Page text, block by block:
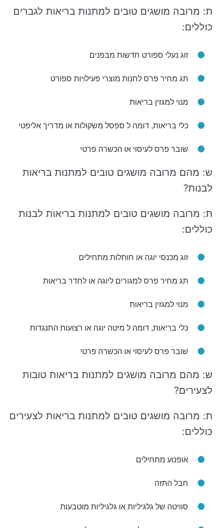
ת: מרובה מושגים טובים למתנות בריאות לגברים
כוללים:
זוג נעלי ספורט חדשות מבפנים
תג מחיר פרס לחנות מוצרי פעילויות ספורט
מנוי למגזין בריאות
כלי בריאות, דומה ל ספסל משקולות או מדריך אליפטי
שובר פרס לעיסוי או הכשרה פרטי
ש: מהם מרובה מושגים טובים למתנות בריאות
לבנות?
ת: מרובה מושגים טובים למתנות בריאות לבנות
כוללים:
זוג מכנסי יוגה או חותלות מתחילים
תג מחיר פרס למגורים ליוגה או לחדר בריאות
מנוי למגזין בריאות
כלי בריאות, דומה ל מיטה יוגה או רצועות התנגדות
שובר פרס לעיסוי או הכשרה פרטי
ש: מהם מרובה מושגים למתנות בריאות טובות
לצעירים?
ת: מרובה מושגים טובים למתנות בריאות לצעירים
כוללים:
אופנוע מתחילים
חבל התזה
סוויטה של גלגיליות או גלגיליות מוטבעות